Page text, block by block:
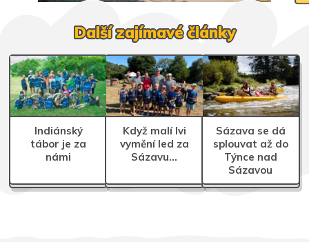
Další zajímavé články
Indiánský
tábor je za
námi
Když malí lvi
vymění led za
Sázavu…
Sázava se dá
splouvat až do
Týnce nad
Sázavou